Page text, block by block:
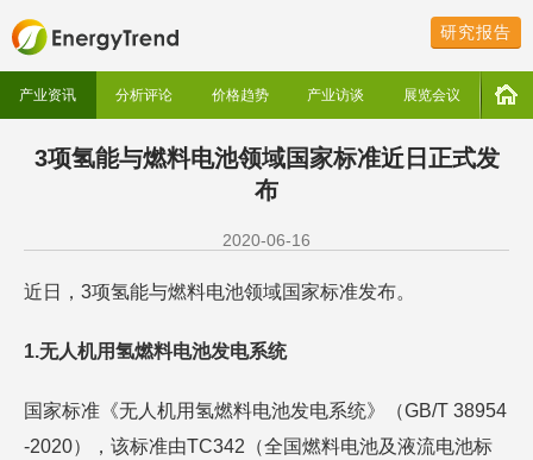
研究报告
产业资讯 分析评论 价格趋势 产业访谈 展览会议
3项氢能与燃料电池领域国家标准近日正式发
布
2020-06-16
近日，3项氢能与燃料电池领域国家标准发布。
1.无人机用氢燃料电池发电系统
国家标准《无人机用氢燃料电池发电系统》（GB/T 38954
-2020），该标准由TC342（全国燃料电池及液流电池标